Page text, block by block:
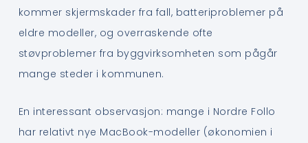
kommer skjermskader fra fall, batteriproblemer på
eldre modeller, og overraskende ofte
støvproblemer fra byggvirksomheten som pågår
mange steder i kommunen.
En interessant observasjon: mange i Nordre Follo
har relativt nye MacBook-modeller (økonomien i